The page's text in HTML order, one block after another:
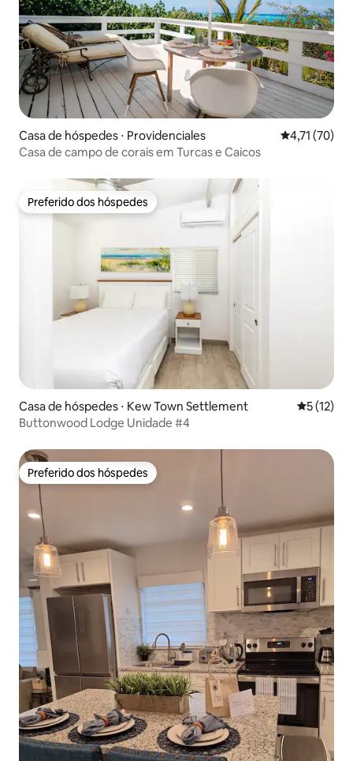
Casa de hóspedes ⋅ Providenciales 4,71 de uma
4,71 (70)
Casa de campo de corais em Turcas e Caicos
Preferido dos hóspedes
Preferido dos hóspedes
Casa de hóspedes ⋅ Kew Town Settlement 5 de uma
5 (12)
Buttonwood Lodge Unidade #4
Preferido dos hóspedes
Preferido dos hóspedes